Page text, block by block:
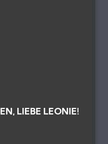
LIEBE LEONIE!